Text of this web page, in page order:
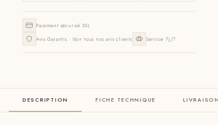
Paiement sécurisé SSL
Avis Garantis · Voir tous nos avis clients
Service 7j/7
DESCRIPTION FICHE TECHNIQUE